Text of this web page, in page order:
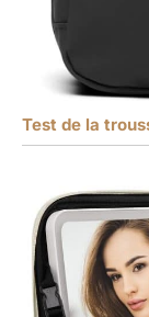
Test de la